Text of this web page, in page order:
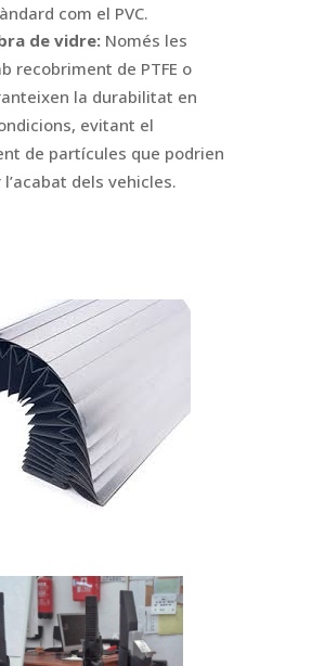
com el PVC.
de vidre:Només les
recobriment de PTFE o
la durabilitat en
evitant el
de partícules que podrien
dels vehicles.